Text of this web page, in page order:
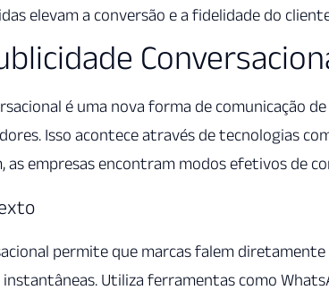
elevam a conversão e a fidelidade do
é uma nova forma de comunicação
Isso acontece através de tecnologias
as empresas encontram modos efetivos de
permite que marcas falem
instantâneas. Utiliza ferramentas como